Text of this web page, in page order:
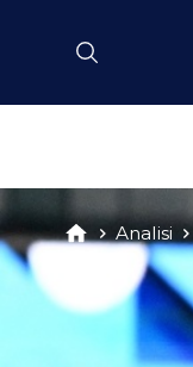
Analisi